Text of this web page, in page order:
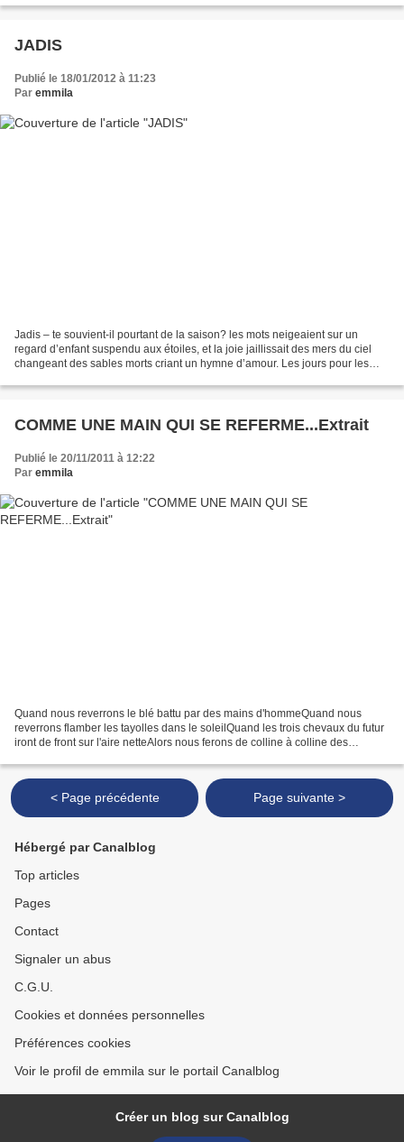
JADIS
Publié le 18/01/2012 à 11:23
Par emmila
Jadis – te souvient-il pourtant de la saison? les mots neigeaient sur un
regard d’enfant suspendu aux étoiles, et la joie jaillissait des mers du ciel
changeant des sables morts criant un hymne d’amour. Les jours pour les
COMME UNE MAIN QUI SE REFERME...Extrait
Publié le 20/11/2011 à 12:22
Par emmila
Quand nous reverrons le blé battu par des mains d'hommeQuand nous
reverrons flamber les tayolles dans le soleilQuand les trois chevaux du futur
iront de front sur l'aire netteAlors nous ferons de colline à colline des
< Page précédente Page suivante >
Hébergé par Canalblog
Top articles
Pages
Contact
Signaler un abus
C.G.U.
Cookies et données personnelles
Préférences cookies
Voir le profil de emmila sur le portail Canalblog
Créer un blog sur Canalblog